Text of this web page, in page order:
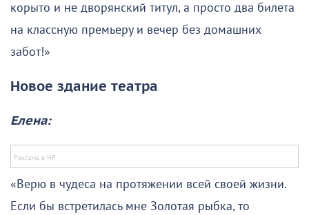
корыто и не дворянский титул, а просто два билета
на классную премьеру и вечер без домашних
забот!»
Новое здание театра
Елена:
«Верю в чудеса на протяжении всей своей жизни.
Если бы встретилась мне Золотая рыбка, то